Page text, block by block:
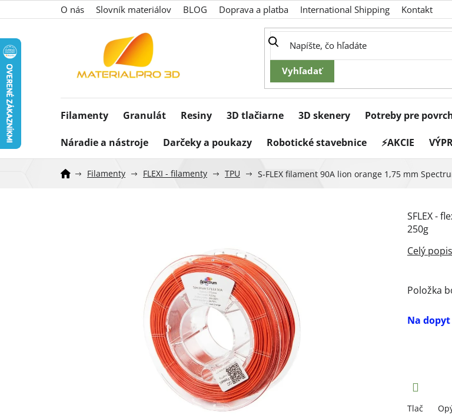
na
O nás Slovník materiálov BLOG Doprava a platba International Shipping Kontakt
Filamenty Granulát Resiny 3D tlačiarne 3D skenery Potreby pre
Náradie a nástroje Darčeky a poukazy Robotické stavebnice ⚡AKCIE
Filamenty FLEXI - filamenty TPU S-FLEX filament 90A lion orange 1,75 mm
Na dopyt
Položka
SFLEX -
250g
Tlač